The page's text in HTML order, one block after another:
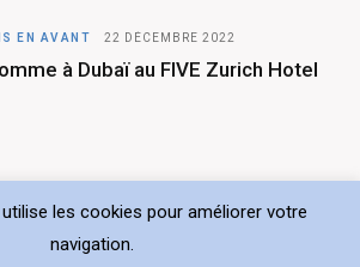
EN AVANT 22 DÉCEMBRE 2022
à Dubaï au FIVE Zurich Hotel
les cookies pour améliorer votre
navigation.